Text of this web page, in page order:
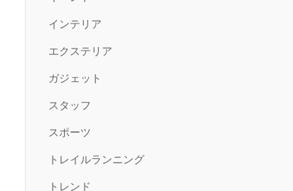
インテリア
エクステリア
ガジェット
スタッフ
スポーツ
トレイルランニング
トレンド